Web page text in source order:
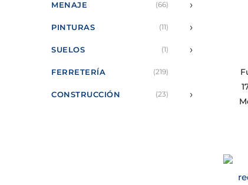
MENAJE (66) ›
PINTURAS (11) ›
SUELOS (1) ›
FERRETERÍA (219)
CONSTRUCCIÓN (23) ›